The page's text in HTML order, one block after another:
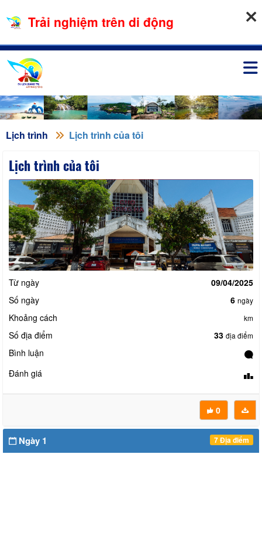
08-08-2026, 09:48:05
Lịch trình Lịch trình của tôi
Lịch trình của tôi
Từ ngày
09/04/2025
Số ngày
6 ngày
Khoảng cách km
Số địa điểm 33 địa điểm
Bình luận
Đánh giá
0
Ngày 1 7 Địa điểm
Trải nghiệm trên di động